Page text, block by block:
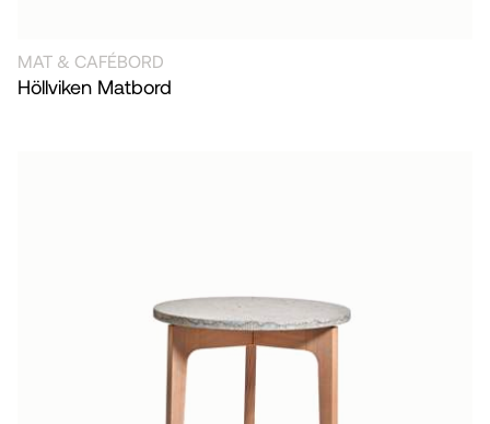
MAT & CAFÉBORD
Höllviken Matbord